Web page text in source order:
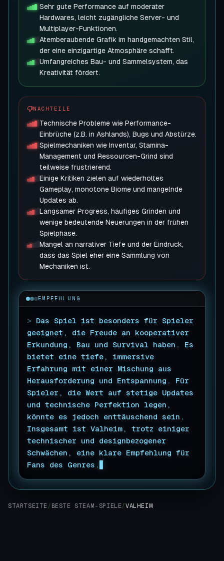
Sehr gute Performance auf moderater
Hardwares, leicht zugängliche Server- und
Multiplayer-Funktionen.
Atemberaubende Grafik im handgemachten Stil,
der eine einzigartige Atmosphäre schafft.
Umfangreiches Bau- und Sammelsystem, das
Kreativität fördert.
NACHTEILE
Technische Probleme wie Performance-
Einbrüche (z.B. in Ashlands), Bugs und Abstürze.
Spielmechaniken wie Inventar, Stamina-
Management und Ressourcen-Grind sind
teilweise frustrierend.
Einige Kritiken zielen auf wiederholtes
Gameplay, monotone Biome und mangelnde
Updates ab.
Langsamer Progress, häufiges Grinden und
wenige bedeutende Neuerungen in der frühen
Spielphase.
Mangel an narrativer Tiefe und der Eindruck,
dass das Spiel eher eine Sammlung von
Mechaniken ist.
EMPFEHLUNG
> Das Spiel ist besonders für Spieler
geeignet, die Freude an kooperativer
Erkundung, Bau und Survival haben. Es
bietet eine tiefe, immersive
Erfahrung mit einer Mischung aus
Herausforderung und Entspannung. Für
Spieler, die Wert auf stetige Updates
und technische Perfektion legen,
könnte es jedoch enttäuschend sein.
Insgesamt ist Valheim, trotz einiger
technischer und designbezogener
Schwächen, eine klare Empfehlung für
Fans des Genres.
STARTSEITE / BESTE STEAM-SPIELE/VALHEIM